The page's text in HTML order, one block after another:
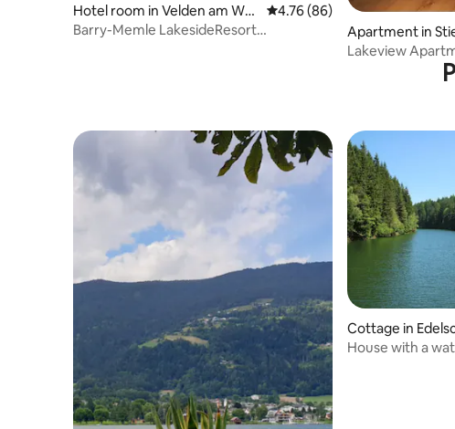
Hotel room in Velden am Wör
thersee
4.76 out of 5 average rating,
4.76 (86)
Barry-Memle LakesideResort
Apartment in
Lakeview
Cottage in
House with a